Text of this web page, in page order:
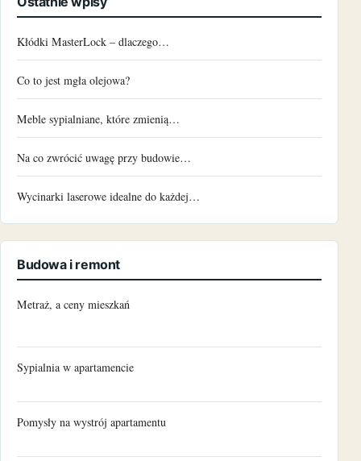
Kłódki MasterLock – dlaczego…
Co to jest mgła olejowa?
Meble sypialniane, które zmienią…
Na co zwrócić uwagę przy budowie…
Wycinarki laserowe idealne do każdej…
Budowa i remont
Metraż, a ceny mieszkań
Sypialnia w apartamencie
Pomysły na wystrój apartamentu